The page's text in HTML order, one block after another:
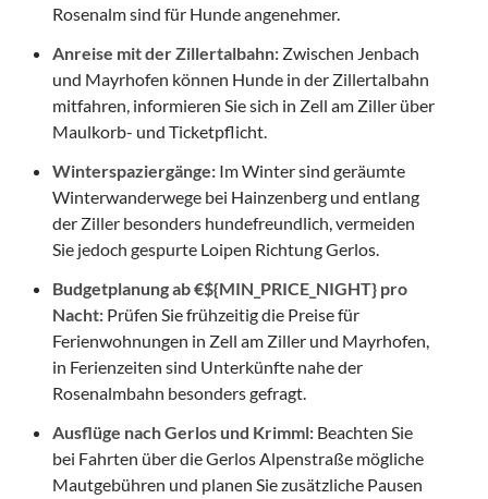
Rosenalm sind für Hunde angenehmer.
Anreise mit der Zillertalbahn: Zwischen Jenbach
und Mayrhofen können Hunde in der Zillertalbahn
mitfahren, informieren Sie sich in Zell am Ziller über
Maulkorb- und Ticketpflicht.
Winterspaziergänge: Im Winter sind geräumte
Winterwanderwege bei Hainzenberg und entlang
der Ziller besonders hundefreundlich, vermeiden
Sie jedoch gespurte Loipen Richtung Gerlos.
Budgetplanung ab €${MIN_PRICE_NIGHT} pro
Nacht: Prüfen Sie frühzeitig die Preise für
Ferienwohnungen in Zell am Ziller und Mayrhofen,
in Ferienzeiten sind Unterkünfte nahe der
Rosenalmbahn besonders gefragt.
Ausflüge nach Gerlos und Krimml: Beachten Sie
bei Fahrten über die Gerlos Alpenstraße mögliche
Mautgebühren und planen Sie zusätzliche Pausen